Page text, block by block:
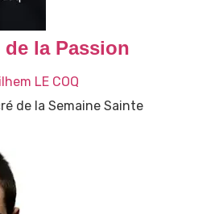
de la Passion
LE COQ
de la Semaine Sainte